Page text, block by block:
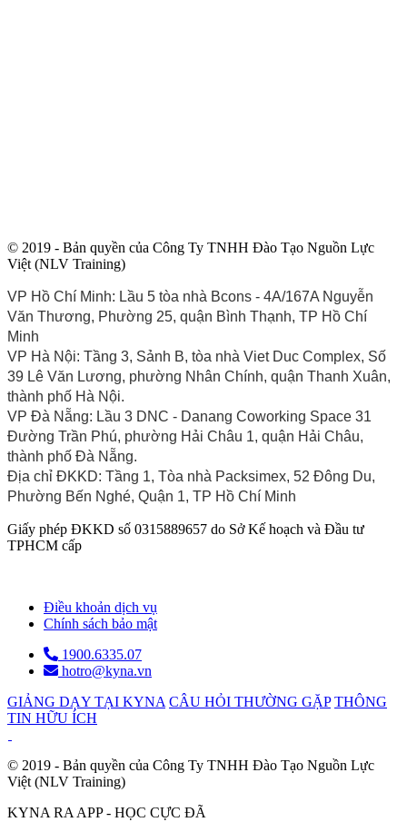
© 2019 - Bản quyền của Công Ty TNHH Đào Tạo Nguồn Lực
Việt (NLV Training)
VP Hồ Chí Minh: Lầu 5 tòa nhà Bcons - 4A/167A Nguyễn
Văn Thương, Phường 25, quận Bình Thạnh, TP Hồ Chí
Minh
VP Hà Nội: Tầng 3, Sảnh B, tòa nhà Viet Duc Complex, Số
39 Lê Văn Lương, phường Nhân Chính, quận Thanh Xuân,
thành phố Hà Nội.
VP Đà Nẵng: Lầu 3 DNC - Danang Coworking Space 31
Đường Trần Phú, phường Hải Châu 1, quận Hải Châu,
thành phố Đà Nẵng.
Địa chỉ ĐKKD: Tầng 1, Tòa nhà Packsimex, 52 Đông Du,
Phường Bến Nghé, Quận 1, TP Hồ Chí Minh
Giấy phép ĐKKD số 0315889657 do Sở Kế hoạch và Đầu tư
TPHCM cấp
Điều khoản dịch vụ
Chính sách bảo mật
1900.6335.07
hotro@kyna.vn
GIẢNG DẠY TẠI KYNA CÂU HỎI THƯỜNG GẶP THÔNG
TIN HỮU ÍCH
© 2019 - Bản quyền của Công Ty TNHH Đào Tạo Nguồn Lực
Việt (NLV Training)
KYNA RA APP - HỌC CỰC ĐÃ